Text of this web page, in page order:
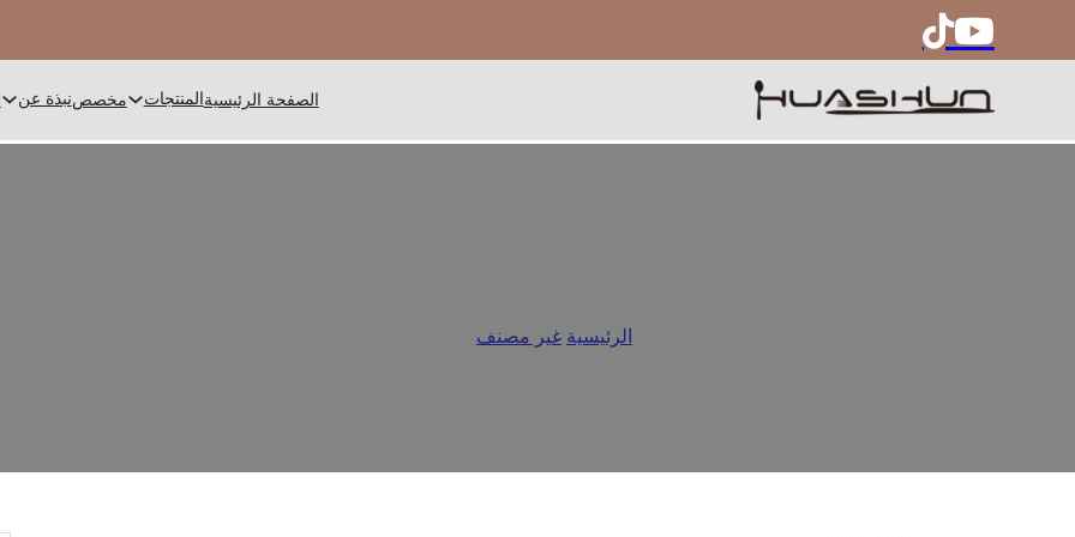
الصفحة الرئيسيةالمنتجات مخصصنبذة عن
الرئيسية غير مصنف